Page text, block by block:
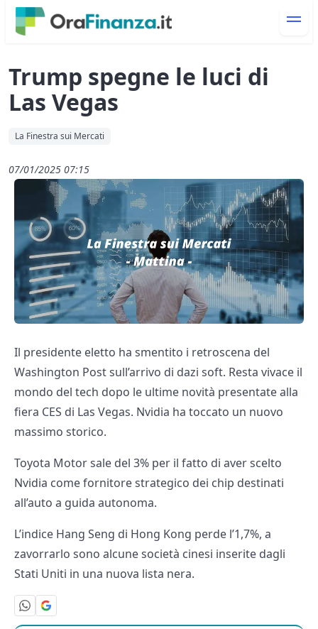
Trump spegne le luci di
Las Vegas
La Finestra sui Mercati
07/01/2025 07:15
Il presidente eletto ha smentito i retroscena del
Washington Post sull’arrivo di dazi soft. Resta vivace il
mondo del tech dopo le ultime novità presentate alla
fiera CES di Las Vegas. Nvidia ha toccato un nuovo
massimo storico.
Toyota Motor sale del 3% per il fatto di aver scelto
Nvidia come fornitore strategico dei chip destinati
all’auto a guida autonoma.
L’indice Hang Seng di Hong Kong perde l’1,7%, a
zavorrarlo sono alcune società cinesi inserite dagli
Stati Uniti in una nuova lista nera.